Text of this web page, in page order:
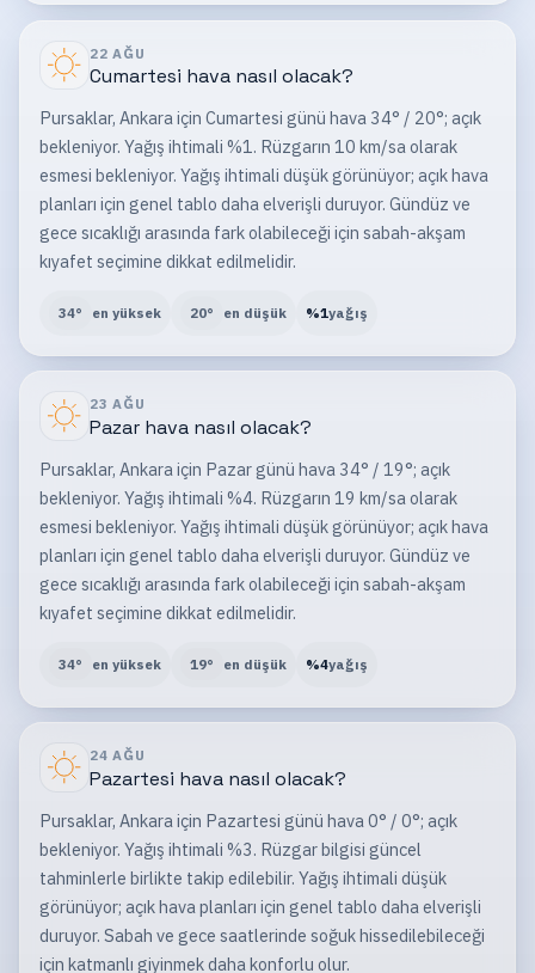
22 AĞU
Cumartesi hava nasıl olacak?
Pursaklar, Ankara için Cumartesi günü hava 34° / 20°; açık
bekleniyor. Yağış ihtimali %1. Rüzgarın 10 km/sa olarak
esmesi bekleniyor. Yağış ihtimali düşük görünüyor; açık hava
planları için genel tablo daha elverişli duruyor. Gündüz ve
gece sıcaklığı arasında fark olabileceği için sabah-akşam
kıyafet seçimine dikkat edilmelidir.
34° en yüksek 20° en düşük %1yağış
23 AĞU
Pazarhava nasıl olacak?
Pursaklar, Ankara için Pazar günü hava 34° / 19°; açık
bekleniyor. Yağış ihtimali %4. Rüzgarın 19 km/sa olarak
esmesi bekleniyor. Yağış ihtimali düşük görünüyor; açık hava
planları için genel tablo daha elverişli duruyor. Gündüz ve
gece sıcaklığı arasında fark olabileceği için sabah-akşam
kıyafet seçimine dikkat edilmelidir.
34° en yüksek 19° en düşük %4yağış
24 AĞU
Pazartesi hava nasıl olacak?
Pursaklar, Ankara için Pazartesi günü hava 0° / 0°; açık
bekleniyor. Yağış ihtimali %3. Rüzgar bilgisi güncel
tahminlerle birlikte takip edilebilir. Yağış ihtimali düşük
görünüyor; açık hava planları için genel tablo daha elverişli
duruyor. Sabah ve gece saatlerinde soğuk hissedilebileceği
için katmanlı giyinmek daha konforlu olur.